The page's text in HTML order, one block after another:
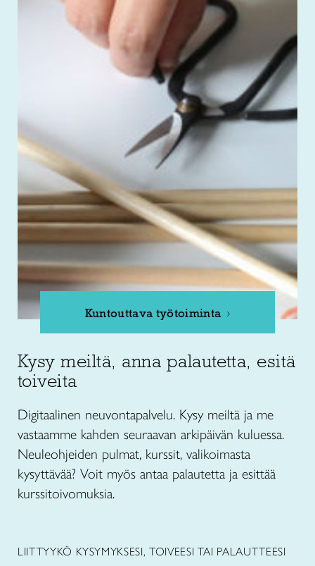
Kuntouttava työtoiminta
Kysy meiltä, anna palautetta, esitä
toiveita
Digitaalinen neuvontapalvelu. Kysy meiltä ja me
vastaamme kahden seuraavan arkipäivän kuluessa.
Neuleohjeiden pulmat, kurssit, valikoimasta
kysyttävää? Voit myös antaa palautetta ja esittää
kurssitoivomuksia.
LIITTYYKÖ KYSYMYKSESI, TOIVEESI TAI PALAUTTEESI